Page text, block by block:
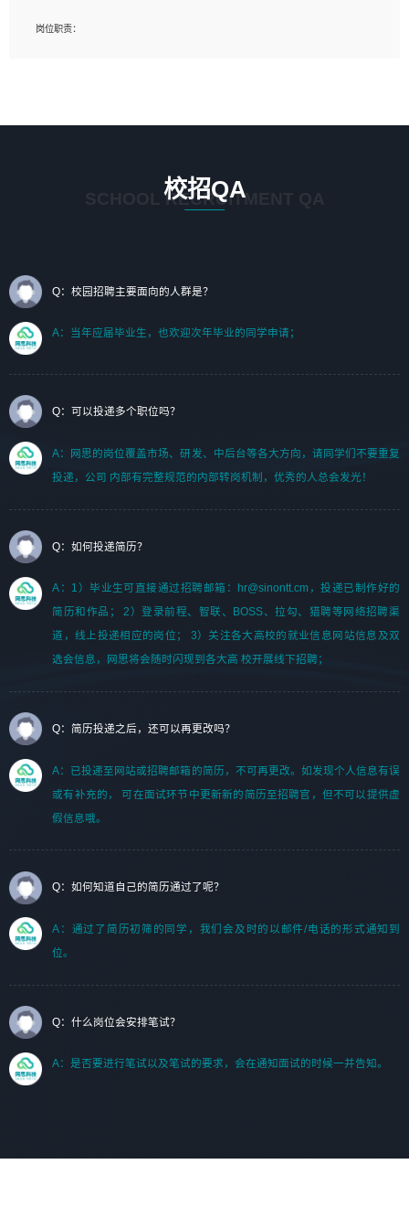
1、艺术设计类相关专业；（其中需求分析顾问不限专业）
岗位职责：
2. 熟悉 前端常用框架, 能独立完成设计给予的 UI 效果;
3. 有良好的代码习惯, 低级错误出现频率低;
7. 了解或熟悉 WebGL 及相关框架优先。
（岗位人员专职于行业应用解决方案、项目申报方案、投标方案的策划编写）
校招QA
SCHOOL RECRUITMENT QA
Q：校园招聘主要面向的人群是？
A：当年应届毕业生，也欢迎次年毕业的同学申请；
Q：可以投递多个职位吗？
A：网思的岗位覆盖市场、研发、中后台等各大方向，请同学们不要重复
投递，公司 内部有完整规范的内部转岗机制，优秀的人总会发光！
Q：如何投递简历？
A：1）毕业生可直接通过招聘邮箱：hr@sinontt.cm，投递已制作好的
简历和作品； 2）登录前程、智联、BOSS、拉勾、猎聘等网络招聘渠
道，线上投递相应的岗位； 3）关注各大高校的就业信息网站信息及双
选会信息，网思将会随时闪现到各大高 校开展线下招聘；
Q：简历投递之后，还可以再更改吗？
A：已投递至网站或招聘邮箱的简历，不可再更改。如发现个人信息有误
或有补充的， 可在面试环节中更新新的简历至招聘官，但不可以提供虚
假信息哦。
Q：如何知道自己的简历通过了呢？
A：通过了简历初筛的同学，我们会及时的以邮件/电话的形式通知到
位。
Q：什么岗位会安排笔试？
A：是否要进行笔试以及笔试的要求，会在通知面试的时候一并告知。